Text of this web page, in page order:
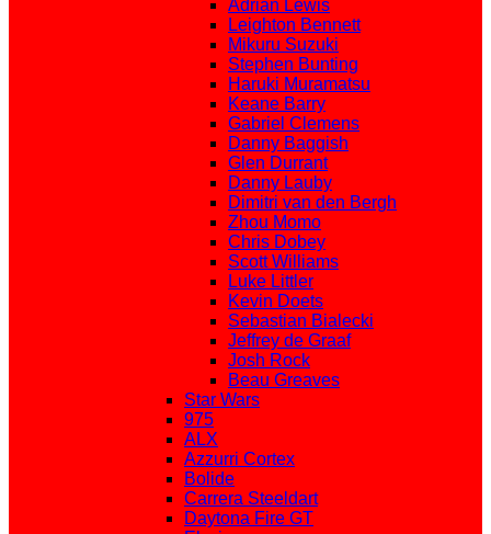
Adrian Lewis
Leighton Bennett
Mikuru Suzuki
Stephen Bunting
Haruki Muramatsu
Keane Barry
Gabriel Clemens
Danny Baggish
Glen Durrant
Danny Lauby
Dimitri van den Bergh
Zhou Momo
Chris Dobey
Scott Williams
Luke Littler
Kevin Doets
Sebastian Bialecki
Jeffrey de Graaf
Josh Rock
Beau Greaves
Star Wars
975
ALX
Azzurri Cortex
Bolide
Carrera Steeldart
Daytona Fire GT